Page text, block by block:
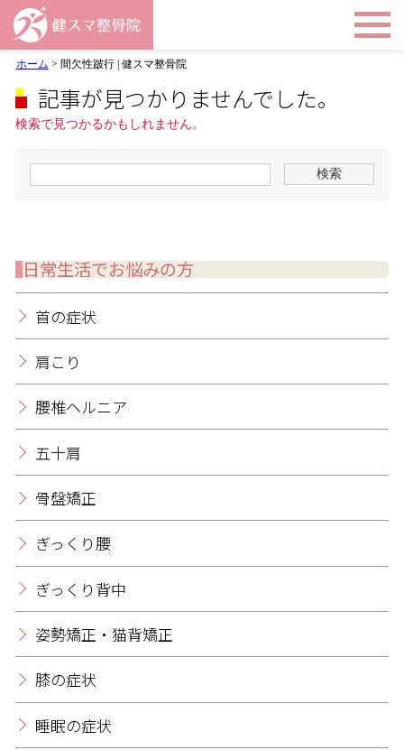
ホーム > 間欠性跛行 | 健スマ整骨院
記事が見つかりませんでした。
検索で見つかるかもしれません。
日常生活でお悩みの方
首の症状
肩こり
腰椎ヘルニア
五十肩
骨盤矯正
ぎっくり腰
ぎっくり背中
姿勢矯正・猫背矯正
膝の症状
睡眠の症状